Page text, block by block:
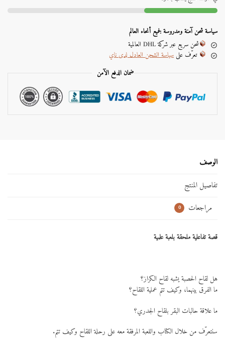
r
a
t
i
v
سياسة شحن آمنة ومدروسة لجميع أنحاء العالم
شحن سريع عبر شركة DHL العالمية
تعرّف علىسياسة الشحن العادل لدى ناي
ضمان الدفع الآمن
الوصف
تفاصيل المنتج
مراجعات
0
قصة تفاعلية ملحقة بلعبة علمية
هل لقاح الحصبة يشبه لقاح الكزاز؟
ما الفرق بينهما، وكيف تتم عملية اللقاح؟
ما علاقة حالبات البقر بلقاح الجدري؟
سنتعرّف من خلال الكتاب واللعبة المرفقة معه على رحلة اللقاح وكيف تتم.